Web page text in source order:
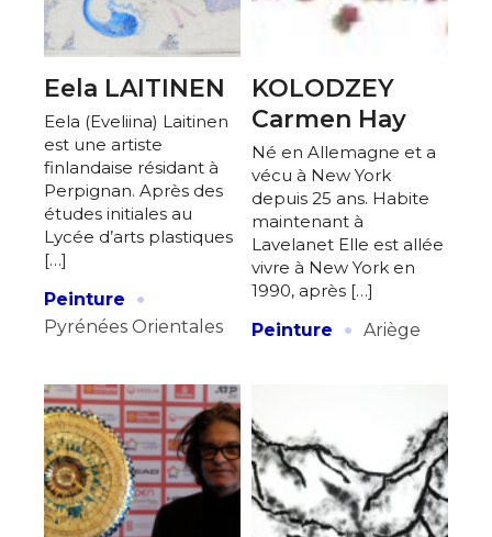
Eela LAITINEN
Eela (Eveliina) Laitinen
est une artiste
finlandaise résidant à
Perpignan. Après des
études initiales au
Lycée d’arts plastiques
[…]
Peinture
·
Pyrénées Orientales
KOLODZEY
Carmen Hay
Né en Allemagne et a
vécu à New York
depuis 25 ans. Habite
maintenant à
Lavelanet Elle est allée
vivre à New York en
1990, après […]
Peinture
· Ariège